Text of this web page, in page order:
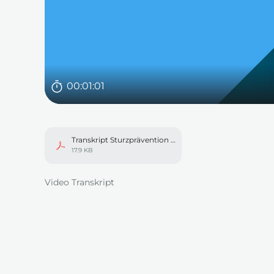
Dauer00:01:01
Transkript Sturzprävention und Management.pdf
17.9 KB
Video Transkript